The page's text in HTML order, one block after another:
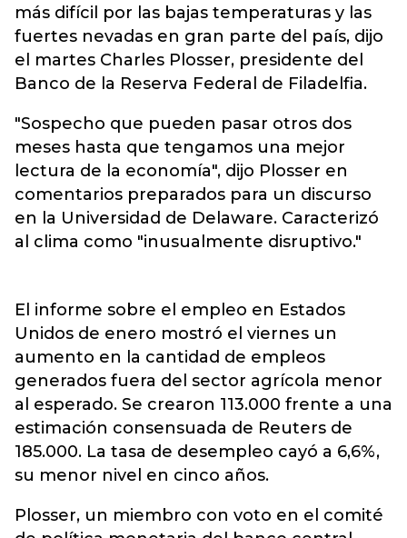
más difícil por las bajas temperaturas y las
fuertes nevadas en gran parte del país, dijo
el martes Charles Plosser, presidente del
Banco de la Reserva Federal de Filadelfia.
"Sospecho que pueden pasar otros dos
meses hasta que tengamos una mejor
lectura de la economía", dijo Plosser en
comentarios preparados para un discurso
en la Universidad de Delaware. Caracterizó
al clima como "inusualmente disruptivo."
El informe sobre el empleo en Estados
Unidos de enero mostró el viernes un
aumento en la cantidad de empleos
generados fuera del sector agrícola menor
al esperado. Se crearon 113.000 frente a una
estimación consensuada de Reuters de
185.000. La tasa de desempleo cayó a 6,6%,
su menor nivel en cinco años.
Plosser, un miembro con voto en el comité